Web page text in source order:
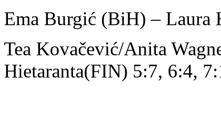
Ema Burgić (BiH) – Laura
Tea Kovačević/Anita
Hietaranta(FIN) 5:7, 6:4,